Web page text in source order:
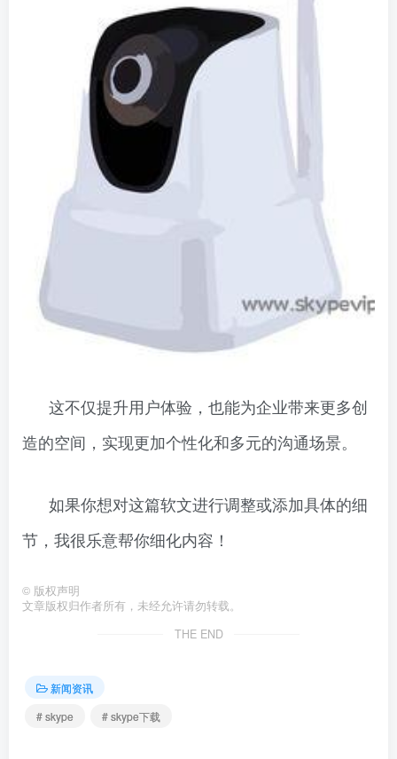
这不仅提升用户体验，也能为企业带来更多创
造的空间，实现更加个性化和多元的沟通场景。
如果你想对这篇软文进行调整或添加具体的细
节，我很乐意帮你细化内容！
© 版权声明
文章版权归作者所有，未经允许请勿转载。
THE END
新闻资讯
# skype
# skype下载